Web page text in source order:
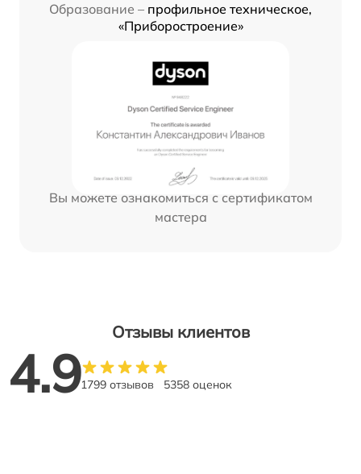
Образование – профильное техническое,
«Приборостроение»
Вы можете ознакомиться с сертификатом
мастера
Отзывы клиентов
4.91799 отзывов 5358 оценок